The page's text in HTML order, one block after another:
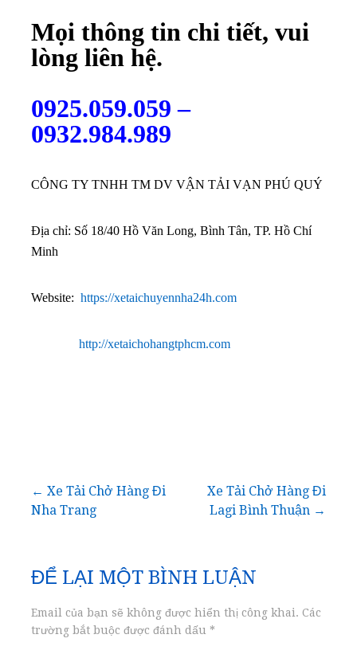
Mọi thông tin chi tiết, vui
lòng liên hệ.
0925.059.059 –
0932.984.989
CÔNG TY TNHH TM DV VẬN TẢI VẠN PHÚ QUÝ
Địa chỉ: Số 18/40 Hồ Văn Long, Bình Tân, TP. Hồ Chí
Minh
Website: https://xetaichuyennha24h.com
http://xetaichohangtphcm.com
Điều
bài
viết
← Xe Tải Chở Hàng Đi
Nha Trang
Xe Tải Chở Hàng Đi
Lagi Bình Thuận →
ĐỂ LẠI MỘT BÌNH LUẬN
Email của bạn sẽ không được hiển thị công khai. Các
trường bắt buộc được đánh dấu *